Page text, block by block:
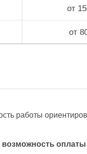
от
от
работы